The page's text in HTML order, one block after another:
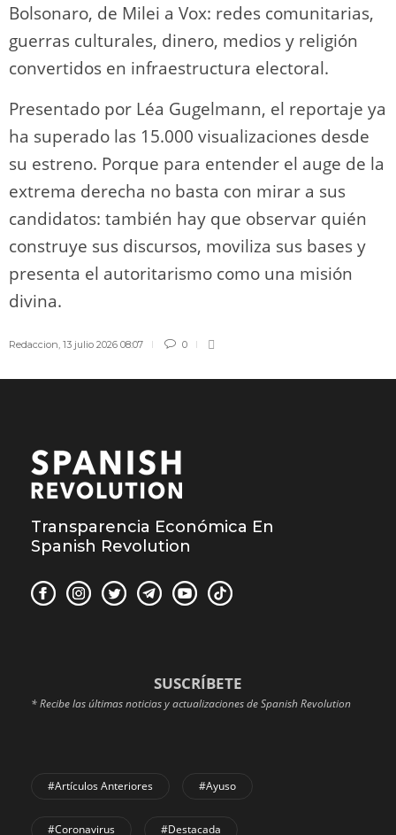
Bolsonaro, de Milei a Vox: redes comunitarias,
guerras culturales, dinero, medios y religión
convertidos en infraestructura electoral.
Presentado por Léa Gugelmann, el reportaje ya
ha superado las 15.000 visualizaciones desde
su estreno. Porque para entender el auge de la
extrema derecha no basta con mirar a sus
candidatos: también hay que observar quién
construye sus discursos, moviliza sus bases y
presenta el autoritarismo como una misión
divina.
Redaccion 13 julio 2026 08:07 0
Transparencia Económica En
Spanish Revolution
SUSCRÍBETE
* Recibe las últimas noticias y actualizaciones de Spanish Revolution
#Artículos Anteriores #Ayuso
#coronavirus #Destacada